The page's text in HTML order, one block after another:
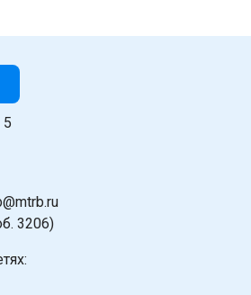
5
3206)